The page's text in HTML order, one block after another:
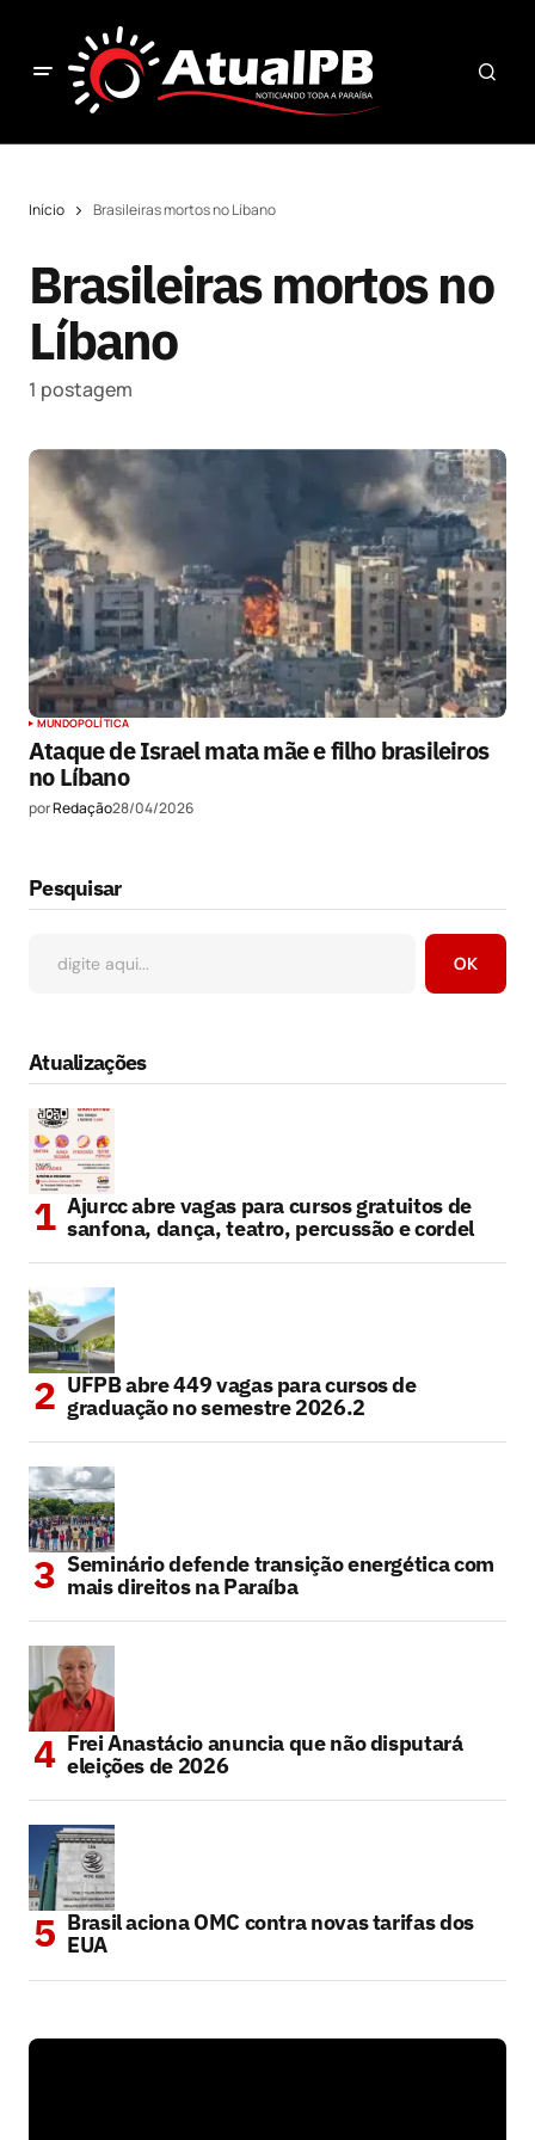
Início Brasileiras mortos no Líbano
Brasileiras mortos no
Líbano
1 postagem
MUNDOPOLÍTICA
Ataque de Israel mata mãe e filho brasileiros
no Líbano
porRedação28/04/2026
Pesquisar
OK
Atualizações
Ajurcc abre vagas para cursos gratuitos de
sanfona, dança, teatro, percussão e cordel
UFPB abre 449 vagas para cursos de
graduação no semestre 2026.2
Seminário defende transição energética com
mais direitos na Paraíba
Frei Anastácio anuncia que não disputará
eleições de 2026
Brasil aciona OMC contra novas tarifas dos
EUA